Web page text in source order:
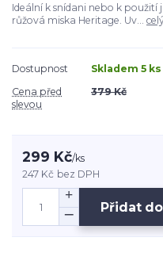
Ideální k snídani nebo k
růžová miska Heritage. Uv...
Dostupnost
Skladem 5 ks
Cena před
slevou
379 Kč
299 Kč/ks
247 Kč bez DPH
Přidat